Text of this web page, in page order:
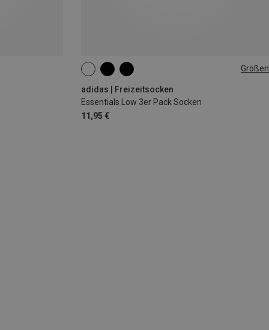
Größen
adidas | Freizeitsocken
Essentials Low 3er Pack Socken
11,95 €
34|35|36 37|38|39
43|44|45
46|47|48
49|50|51